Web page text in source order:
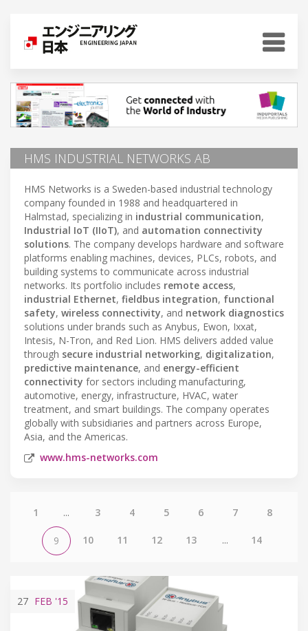
HMS INDUSTRIAL NETWORKS AB
HMS Networks is a Sweden-based industrial technology
company founded in 1988 and headquartered in
Halmstad, specializing in industrial communication,
Industrial IoT (IIoT), and automation connectivity
solutions. The company develops hardware and software
platforms enabling machines, devices, PLCs, robots, and
building systems to communicate across industrial
networks. Its portfolio includes remote access,
industrial Ethernet, fieldbus integration, functional
safety, wireless connectivity, and network diagnostics
solutions under brands such as Anybus, Ewon, Ixxat,
Intesis, N-Tron, and Red Lion. HMS delivers added value
through secure industrial networking, digitalization,
predictive maintenance, and energy-efficient
connectivity for sectors including manufacturing,
automotive, energy, infrastructure, HVAC, water
treatment, and smart buildings. The company operates
globally with subsidiaries and partners across Europe,
Asia, and the Americas.
www.hms-networks.com
1 ... 3 4 5 6 7 8
9 10 11 12 13 ... 14
27 FEB '15